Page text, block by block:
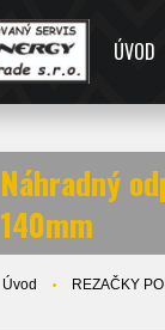
ÚVOD
Náhradný
140mm
Úvod REZAČKY